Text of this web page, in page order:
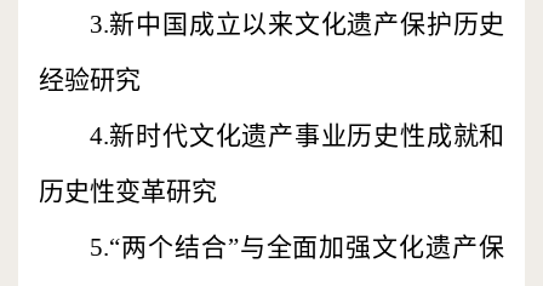
3.新中国成立以来文化遗产保护历史
经验研究
4.新时代文化遗产事业历史性成就和
历史性变革研究
5.“两个结合”与全面加强文化遗产保